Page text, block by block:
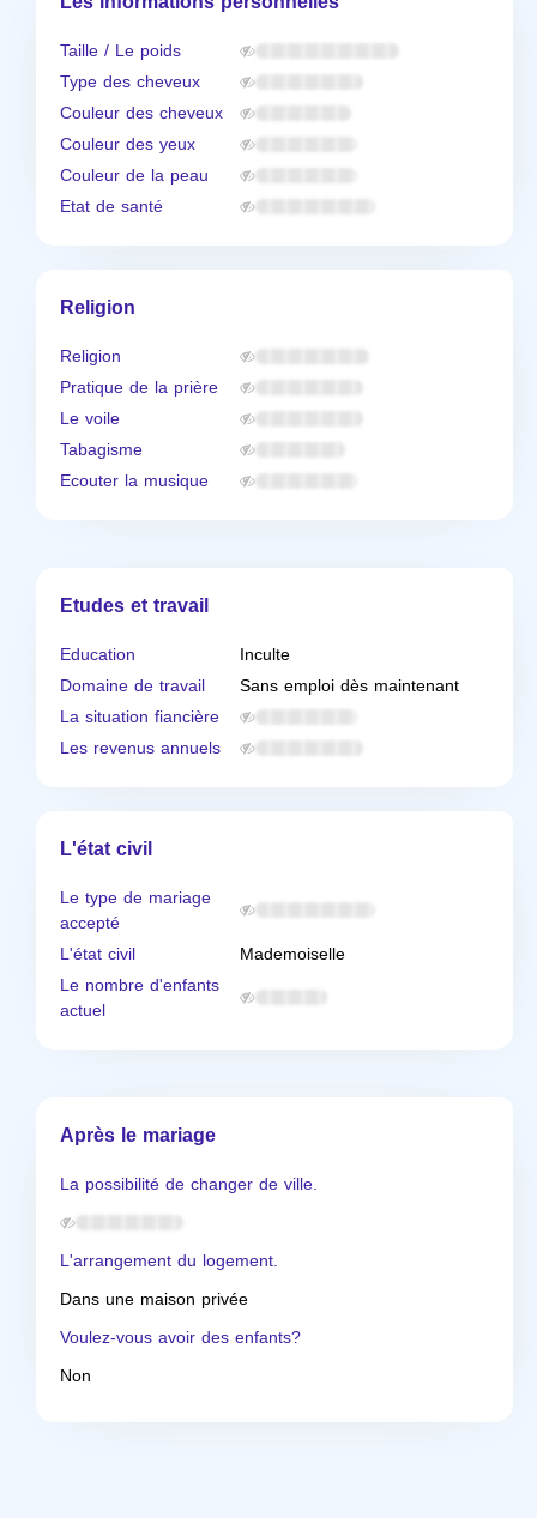
Taille / Le poids
Type des cheveux
Couleur des cheveux
Couleur des yeux
Couleur de la peau
Etat de santé
Religion
Religion
Pratique de la prière
Le voile
Tabagisme
Ecouter la musique
Etudes et travail
Education
Inculte
Domaine de travail
Sans emploi dès maintenant
La situation fiancière
Les revenus annuels
L'état civil
Le type de mariage
accepté
L'état civil
Mademoiselle
Le nombre d'enfants
actuel
Après le mariage
La possibilité de changer de ville.
L'arrangement du logement.
Dans une maison privée
Voulez-vous avoir des enfants?
Non